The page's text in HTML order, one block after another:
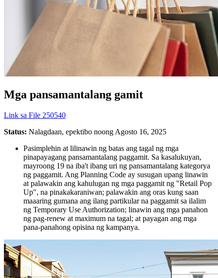
Mga pansamantalang gamit
Link sa File 250540
Status: Nalagdaan, epektibo noong Agosto 16, 2025
Pasimplehin at lilinawin ng batas ang tagal ng mga
pinapayagang pansamantalang paggamit. Sa kasalukuyan,
mayroong 19 na iba't ibang uri ng pansamantalang kategorya
ng paggamit. Ang Planning Code ay susugan upang linawin
at palawakin ang kahulugan ng mga paggamit ng "Retail Pop
Up", na pinakakaraniwan; palawakin ang oras kung saan
maaaring gumana ang ilang partikular na paggamit sa ilalim
ng Temporary Use Authorization; linawin ang mga panahon
ng pag-renew at maximum na tagal; at payagan ang mga
pana-panahong opisina ng kampanya.